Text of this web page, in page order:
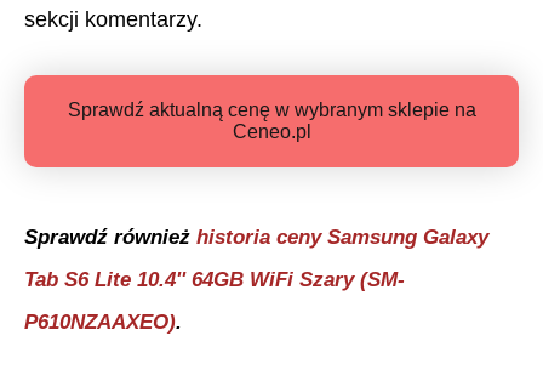
sekcji komentarzy.
Sprawdź aktualną cenę w wybranym sklepie na
Ceneo.pl
Sprawdź również historia ceny Samsung Galaxy
Tab S6 Lite 10.4'' 64GB WiFi Szary (SM-
P610NZAAXEO).